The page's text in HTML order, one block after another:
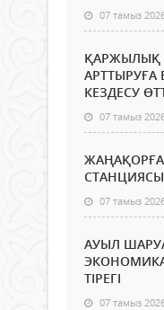
07 тамыз
ҚАРЖЫЛЫҚ
АРТТЫРУҒА
КЕЗДЕСУ
07 тамыз
07 тамыз
АУЫЛ
ТІРЕГІ
07 тамыз